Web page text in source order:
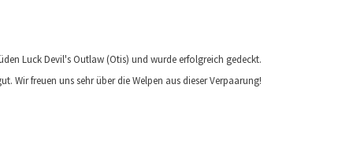
Luck Devil's Outlaw (Otis) und wurde erfolgreich gedeckt.
Wir freuen uns sehr über die Welpen aus dieser Verpaarung!